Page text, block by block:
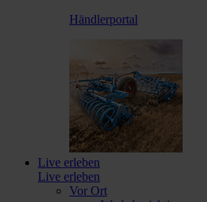
Händlerportal
Live erleben
Live erleben
Vor Ort